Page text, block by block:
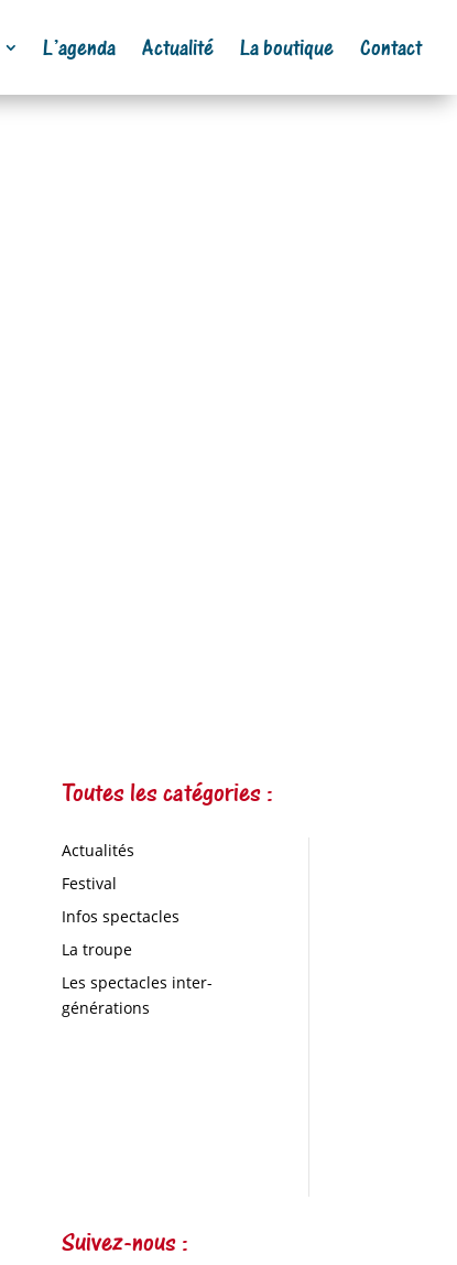
L’agenda Actualité La boutique Contact
Toutes les catégories :
Actualités
Festival
Infos spectacles
La troupe
Les spectacles inter-
générations
Suivez-nous :